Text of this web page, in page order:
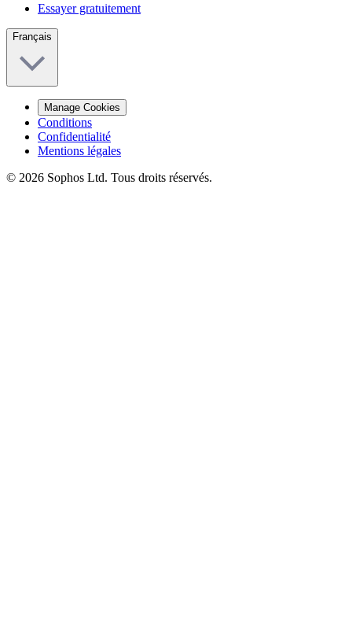
Essayer gratuitement
Français
Manage Cookies
Conditions
Confidentialité
Mentions légales
© 2026 Sophos Ltd. Tous droits réservés.